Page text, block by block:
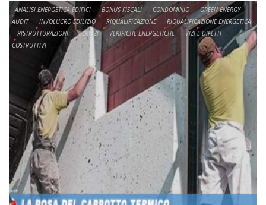
ANALISI ENERGETICA EDIFICI BONUS FISCALI CONDOMINIO
GREEN ENERGY
AUDIT
INVOLUCRO EDILIZIO RIQUALIFICAZIONE
RIQUALIFICAZIONE ENERGETICA
RISTRUTTURAZIONI
SERVIZI VERIFICHE ENERGETICHE
VIZI E DIFETTI
COSTRUTTIVI